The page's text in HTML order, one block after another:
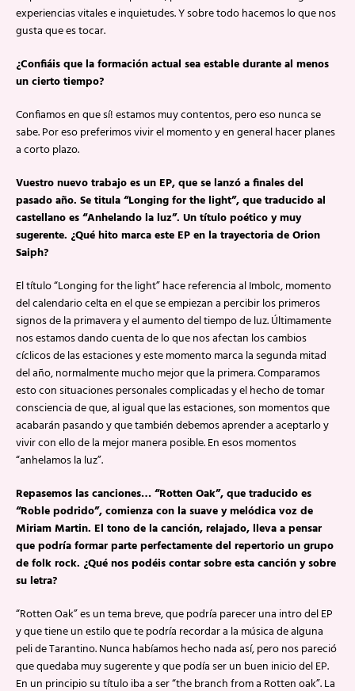
experiencias vitales e inquietudes. Y sobre todo hacemos lo que nos
gusta que es tocar.
¿Confiáis que la formación actual sea estable durante al menos
un cierto tiempo?
Confiamos en que sí! estamos muy contentos, pero eso nunca se
sabe. Por eso preferimos vivir el momento y en general hacer planes
a corto plazo.
Vuestro nuevo trabajo es un EP, que se lanzó a finales del
pasado año. Se titula “Longing for the light”, que traducido al
castellano es “Anhelando la luz”. Un título poético y muy
sugerente. ¿Qué hito marca este EP en la trayectoria de Orion
Saiph?
El título “Longing for the light” hace referencia al Imbolc, momento
del calendario celta en el que se empiezan a percibir los primeros
signos de la primavera y el aumento del tiempo de luz. Últimamente
nos estamos dando cuenta de lo que nos afectan los cambios
cíclicos de las estaciones y este momento marca la segunda mitad
del año, normalmente mucho mejor que la primera. Comparamos
esto con situaciones personales complicadas y el hecho de tomar
consciencia de que, al igual que las estaciones, son momentos que
acabarán pasando y que también debemos aprender a aceptarlo y
vivir con ello de la mejor manera posible. En esos momentos
“anhelamos la luz”.
Repasemos las canciones… “Rotten Oak”, que traducido es
“Roble podrido”, comienza con la suave y melódica voz de
Miriam Martin. El tono de la canción, relajado, lleva a pensar
que podría formar parte perfectamente del repertorio un grupo
de folk rock. ¿Qué nos podéis contar sobre esta canción y sobre
su letra?
“Rotten Oak” es un tema breve, que podría parecer una intro del EP
y que tiene un estilo que te podría recordar a la música de alguna
peli de Tarantino. Nunca habíamos hecho nada así, pero nos pareció
que quedaba muy sugerente y que podía ser un buen inicio del EP.
En un principio su título iba a ser “the branch from a Rotten oak”. La